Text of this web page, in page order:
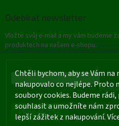
Chtěli bychom, aby se Vám na
nakupovalo co nejlépe. Proto
soubory cookies. Budeme
souhlasit a umožníte nám
lepší zážitek z nakupování.
Odebírat newsletter
Vložte svůj e-mail a my vám budeme
produktech na našem e-shopu.
Vložením e-mailu souhlasíte s
PŘIHLÁSIT SE